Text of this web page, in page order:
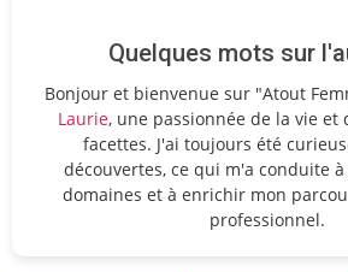
Quelques mots sur
Bonjour et bienvenue sur "Atout
Laurie, une passionnée de la vie et
facettes. J'ai toujours été
découvertes, ce qui m'a conduite
domaines et à enrichir mon
professionnel.